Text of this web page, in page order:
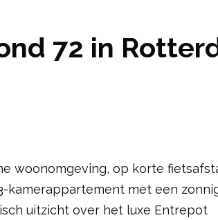
72 in
woonomgeving, op korte
kamerappartement met een
uitzicht over het luxe Entrepot